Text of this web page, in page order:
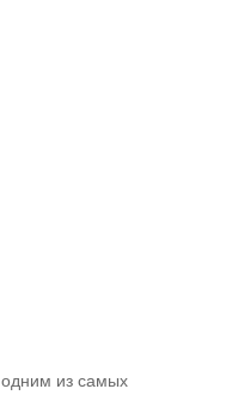
из самых